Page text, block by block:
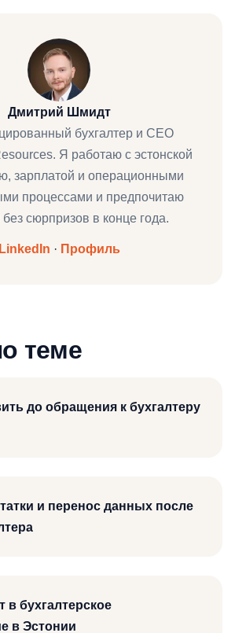
Дмитрий Шмидт
бухгалтер и CEO
Я работаю с эстонской
зарплатой и операционными
процессами и предпочитаю
сюрпризов в конце года.
LinkedIn · Профиль
теме
до обращения к бухгалтеру
и перенос данных после
в бухгалтерское
в Эстонии